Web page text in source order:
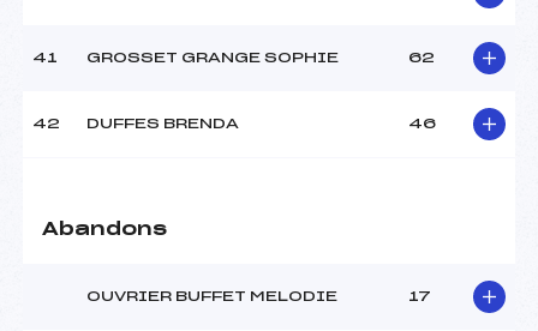
41 GROSSET GRANGE SOPHIE 62
42 DUFFES BRENDA 46
Abandons
OUVRIER BUFFET MELODIE 17